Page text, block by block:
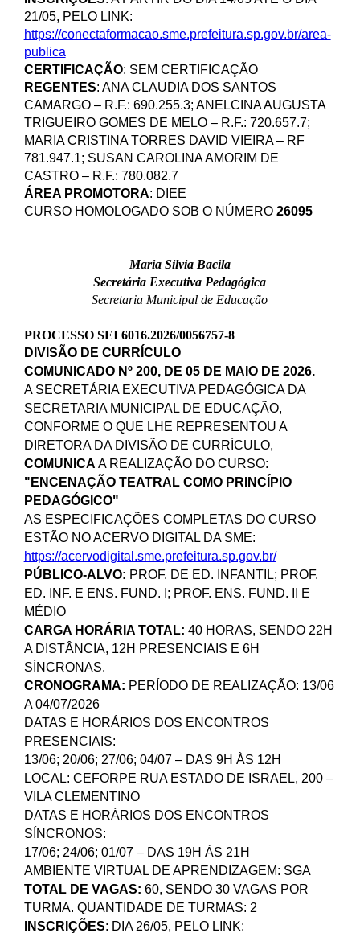
21/05, PELO LINK:
https://conectaformacao.sme.prefeitura.sp.gov.br/area-
publica
CERTIFICAÇÃO: SEM CERTIFICAÇÃO
REGENTES: ANA CLAUDIA DOS SANTOS
CAMARGO – R.F.: 690.255.3; ANELCINA AUGUSTA
TRIGUEIRO GOMES DE MELO – R.F.: 720.657.7;
MARIA CRISTINA TORRES DAVID VIEIRA – RF
781.947.1; SUSAN CAROLINA AMORIM DE
CASTRO – R.F.: 780.082.7
ÁREA PROMOTORA: DIEE
CURSO HOMOLOGADO SOB O NÚMERO 26095
Maria Silvia Bacila
Secretária Executiva Pedagógica
Secretaria Municipal de Educação
PROCESSO SEI 6016.2026/0056757-8
DIVISÃO DE CURRÍCULO
COMUNICADO Nº 200, DE 05 DE MAIO DE 2026.
A SECRETÁRIA EXECUTIVA PEDAGÓGICA DA
SECRETARIA MUNICIPAL DE EDUCAÇÃO,
CONFORME O QUE LHE REPRESENTOU A
DIRETORA DA DIVISÃO DE CURRÍCULO,
COMUNICA A REALIZAÇÃO DO CURSO:
"ENCENAÇÃO TEATRAL COMO PRINCÍPIO
PEDAGÓGICO"
AS ESPECIFICAÇÕES COMPLETAS DO CURSO
ESTÃO NO ACERVO DIGITAL DA SME:
https://acervodigital.sme.prefeitura.sp.gov.br/
PÚBLICO-ALVO: PROF. DE ED. INFANTIL; PROF.
ED. INF. E ENS. FUND. I; PROF. ENS. FUND. II E
MÉDIO
CARGA HORÁRIA TOTAL: 40 HORAS, SENDO 22H
A DISTÂNCIA, 12H PRESENCIAIS E 6H
SÍNCRONAS.
CRONOGRAMA: PERÍODO DE REALIZAÇÃO: 13/06
A 04/07/2026
DATAS E HORÁRIOS DOS ENCONTROS
PRESENCIAIS:
13/06; 20/06; 27/06; 04/07 – DAS 9H ÀS 12H
LOCAL: CEFORPE RUA ESTADO DE ISRAEL, 200 –
VILA CLEMENTINO
DATAS E HORÁRIOS DOS ENCONTROS
SÍNCRONOS:
17/06; 24/06; 01/07 – DAS 19H ÀS 21H
AMBIENTE VIRTUAL DE APRENDIZAGEM: SGA
TOTAL DE VAGAS: 60, SENDO 30 VAGAS POR
TURMA. QUANTIDADE DE TURMAS: 2
INSCRIÇÕES: DIA 26/05, PELO LINK: